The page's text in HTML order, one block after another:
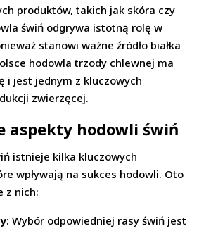
produktów, takich jak skóra czy
świń odgrywa istotną rolę w
stanowi ważne źródło białka
hodowla trzody chlewnej ma
i jest jednym z kluczowych
zwierzęcej.
aspekty hodowli świń
istnieje kilka kluczowych
wpływają na sukces hodowli. Oto
z nich:
: Wybór odpowiedniej rasy świń jest